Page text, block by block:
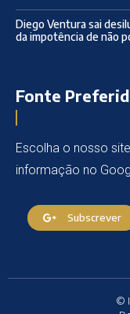
Diego Ventura sai
da impotência de não
Fonte
Escolha o nosso
informação no
Subscrever
©